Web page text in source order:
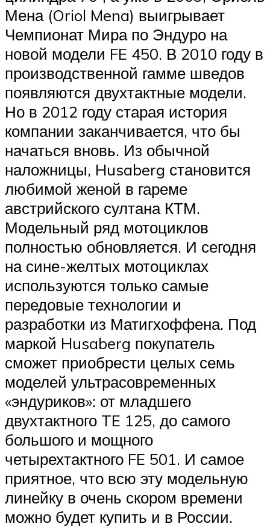
Мена (Oriol Mena) выигрывает
Чемпионат Мира по Эндуро на
новой модели FE 450. В 2010 году в
производственной гамме шведов
появляются двухтактные модели.
Но в 2012 году старая история
компании заканчивается, что бы
начаться вновь. Из обычной
наложницы, Husaberg становится
любимой женой в гареме
австрийского султана КТМ.
Модельный ряд мотоциклов
полностью обновляется. И сегодня
на сине-желтых мотоциклах
используются только самые
передовые технологии и
разработки из Матигхоффена. Под
маркой Husaberg покупатель
сможет приобрести целых семь
моделей ультрасовременных
«эндуриков»: от младшего
двухтактного TE 125, до самого
большого и мощного
четырехтактного FE 501. И самое
приятное, что всю эту модельную
линейку в очень скором времени
можно будет купить и в России.